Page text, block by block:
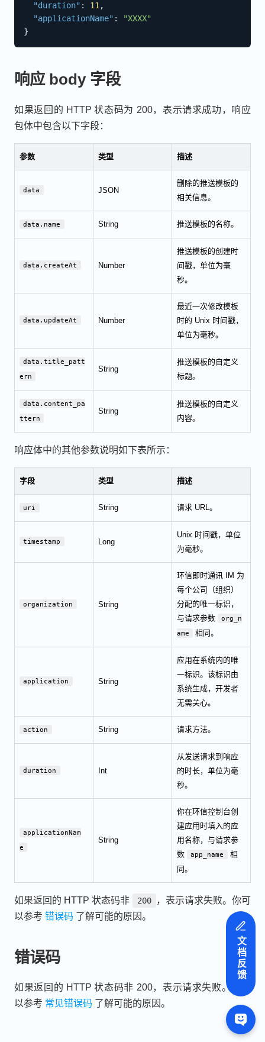
"duration" : 11 ,
"applicationName" :
"XXXX"
}
响应 body 字段
如果返回的 HTTP 状态码为 200，表示请求成功，响应
包体中包含以下字段：
参数 类型 描述
data JSON
删除的推送模板的
相关信息。
data.name String 推送模板的名称。
data.createAt Number
推送模板的创建时
间戳，单位为毫
秒。
data.updateAt Number
最近一次修改模板
时的 Unix 时间戳，
单位为毫秒。
data.title_patt
ern
String
推送模板的自定义
标题。
data.content_pa
ttern
String
推送模板的自定义
内容。
响应体中的其他参数说明如下表所示：
字段 类型 描述
uri String 请求 URL。
timestamp Long
Unix 时间戳，单位
为毫秒。
organization String
环信即时通讯 IM 为
每个公司（组织）
分配的唯一标识，
与请求参数
org_n
ame
相同。
application String
应用在系统内的唯
一标识。该标识由
系统生成，开发者
无需关心。
action String 请求方法。
duration Int
从发送请求到响应
的时长，单位为毫
秒。
applicationNam
e
String
你在环信控制台创
建应用时填入的应
用名称，与请求参
数
app_name
相
同。
如果返回的 HTTP 状态码非 200
，表示请求失败。你可
以参考 错误码 了解可能的原因。
错误码
如果返回的 HTTP 状态码非 200，表示请求失败。你可
以参考 常见错误码 了解可能的原因。
文档反馈